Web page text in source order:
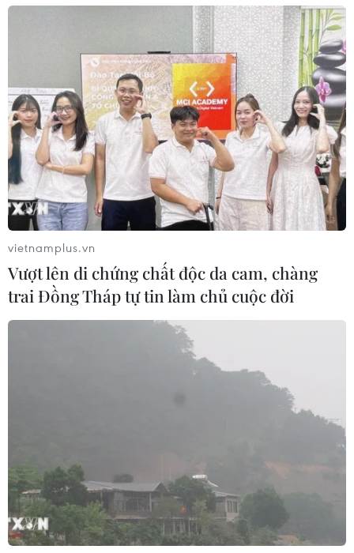
vietnamplus.vn
Vượt lên di chứng chất độc da cam, chàng
trai Đồng Tháp tự tin làm chủ cuộc đời